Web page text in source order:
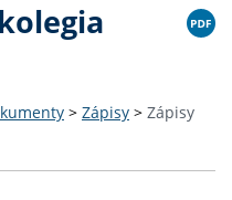
> Zápisy > Zápisy